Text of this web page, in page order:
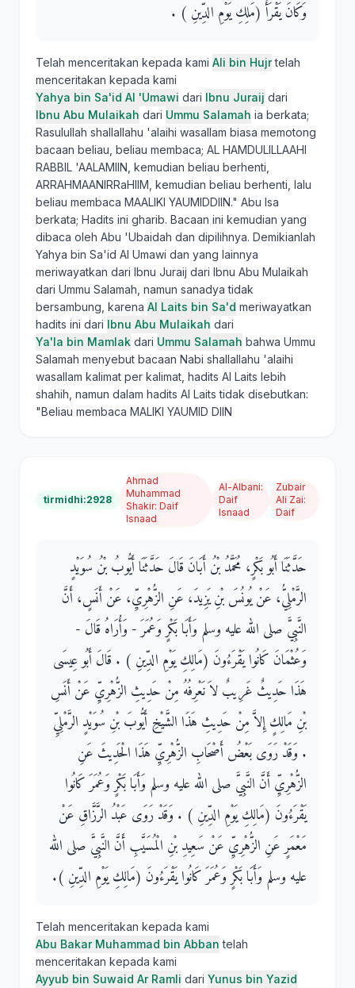
وَكَانَ يَقْرَأُ ‏(‏مَلِكِ يَوْمِ الدِّينِ ‏)‏ ‏.‏
Telah menceritakan kepada kami Ali bin Hujrtelah
menceritakan kepada kami
Yahya bin Sa'id Al 'Umawi dari Ibnu Juraij dari
Ibnu Abu Mulaikah dari Ummu Salamah ia berkata;
Rasulullah shallallahu 'alaihi wasallam biasa memotong
bacaan beliau, beliau membaca; AL HAMDULILLAAHI
RABBIL 'AALAMIIN, kemudian beliau berhenti,
ARRAHMAANIRRaHIIM, kemudian beliau berhenti, lalu
beliau membaca MAALIKI YAUMIDDIIN." Abu Isa
berkata; Hadits ini gharib. Bacaan ini kemudian yang
dibaca oleh Abu 'Ubaidah dan dipilihnya. Demikianlah
Yahya bin Sa'id Al Umawi dan yang lainnya
meriwayatkan dari Ibnu Juraij dari Ibnu Abu Mulaikah
dari Ummu Salamah, namun sanadya tidak
bersambung, karena Al Laits bin Sa'd meriwayatkan
hadits ini dari Ibnu Abu Mulaikah dari
Ya'la bin Mamlak dari Ummu Salamah bahwa Ummu
Salamah menyebut bacaan Nabi shallallahu 'alaihi
wasallam kalimat per kalimat, hadits Al Laits lebih
shahih, namun dalam hadits Al Laits tidak disebutkan:
"Beliau membaca MALIKI YAUMID DIIN
tirmidhi:2928
Ahmad
Muhammad
Shakir: Daif
Isnaad
Al-Albani:
Daif
Isnaad
Zubair
Ali Zai:
Daif
حَدَّثَنَا أَبُو بَكْرٍ، مُحَمَّدُ بْنُ أَبَانَ قَالَ حَدَّثَنَا أَيُّوبُ بْنُ سُوَيْدٍ
الرَّمْلِيُّ، عَنْ يُونُسَ بْنِ يَزِيدَ، عَنِ الزُّهْرِيِّ، عَنْ أَنَسٍ، أَنَّ
النَّبِيَّ صلى الله عليه وسلم وَأَبَا بَكْرٍ وَعُمَرَ - وَأُرَاهُ قَالَ -
وَعُثْمَانَ كَانُوا يَقْرَءُونَ ‏(‏مَالِكِ يَوْمِ الدِّينِ ‏)‏ ‏.‏ قَالَ أَبُو عِيسَى
هَذَا حَدِيثٌ غَرِيبٌ لاَ نَعْرِفُهُ مِنْ حَدِيثِ الزُّهْرِيِّ عَنْ أَنَسِ
بْنِ مَالِكٍ إِلاَّ مِنْ حَدِيثِ هَذَا الشَّيْخِ أَيُّوبَ بْنِ سُوَيْدٍ الرَّمْلِيِّ
‏.‏ وَقَدْ رَوَى بَعْضُ أَصْحَابِ الزُّهْرِيِّ هَذَا الْحَدِيثَ عَنِ
الزُّهْرِيِّ أَنَّ النَّبِيَّ صلى الله عليه وسلم وَأَبَا بَكْرٍ وَعُمَرَ كَانُوا
يَقْرَءُونَ ‏(‏مَالِكِ يَوْمِ الدِّينِ ‏)‏ ‏.‏ وَقَدْ رَوَى عَبْدُ الرَّزَّاقِ عَنْ
مَعْمَرٍ عَنِ الزُّهْرِيِّ عَنْ سَعِيدِ بْنِ الْمُسَيَّبِ أَنَّ النَّبِيَّ صلى الله
عليه وسلم وَأَبَا بَكْرٍ وَعُمَرَ كَانُوا يَقْرَءُونَ ‏(‏مَالِكِ يَوْمِ الدِّينِ ‏)‏‏.‏
Telah menceritakan kepada kami
Abu Bakar Muhammad bin Abban telah
menceritakan kepada kami
Ayyub bin Suwaid Ar Ramli dari Yunus bin Yazid